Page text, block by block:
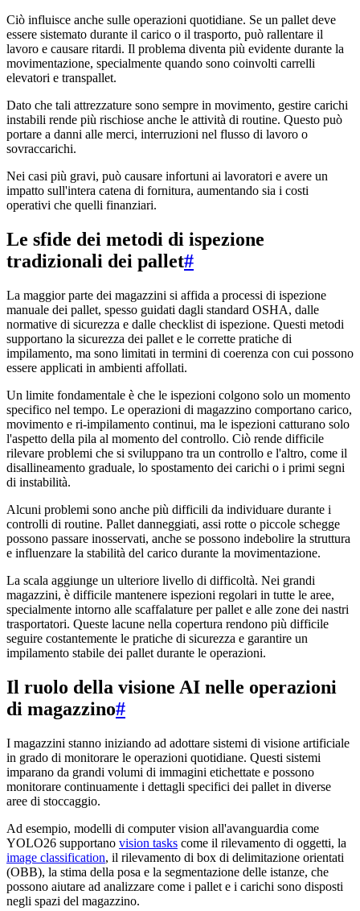
Ciò influisce anche sulle operazioni quotidiane. Se un pallet deve
essere sistemato durante il carico o il trasporto, può rallentare il
lavoro e causare ritardi. Il problema diventa più evidente durante la
movimentazione, specialmente quando sono coinvolti carrelli
elevatori e transpallet.
Dato che tali attrezzature sono sempre in movimento, gestire carichi
instabili rende più rischiose anche le attività di routine. Questo può
portare a danni alle merci, interruzioni nel flusso di lavoro o
sovraccarichi.
Nei casi più gravi, può causare infortuni ai lavoratori e avere un
impatto sull'intera catena di fornitura, aumentando sia i costi
operativi che quelli finanziari.
Le sfide dei metodi di ispezione
tradizionali dei pallet#
La maggior parte dei magazzini si affida a processi di ispezione
manuale dei pallet, spesso guidati dagli standard OSHA, dalle
normative di sicurezza e dalle checklist di ispezione. Questi metodi
supportano la sicurezza dei pallet e le corrette pratiche di
impilamento, ma sono limitati in termini di coerenza con cui possono
essere applicati in ambienti affollati.
Un limite fondamentale è che le ispezioni colgono solo un momento
specifico nel tempo. Le operazioni di magazzino comportano carico,
movimento e ri-impilamento continui, ma le ispezioni catturano solo
l'aspetto della pila al momento del controllo. Ciò rende difficile
rilevare problemi che si sviluppano tra un controllo e l'altro, come il
disallineamento graduale, lo spostamento dei carichi o i primi segni
di instabilità.
Alcuni problemi sono anche più difficili da individuare durante i
controlli di routine. Pallet danneggiati, assi rotte o piccole schegge
possono passare inosservati, anche se possono indebolire la struttura
e influenzare la stabilità del carico durante la movimentazione.
La scala aggiunge un ulteriore livello di difficoltà. Nei grandi
magazzini, è difficile mantenere ispezioni regolari in tutte le aree,
specialmente intorno alle scaffalature per pallet e alle zone dei nastri
trasportatori. Queste lacune nella copertura rendono più difficile
seguire costantemente le pratiche di sicurezza e garantire un
impilamento stabile dei pallet durante le operazioni.
Il ruolo della visione AI nelle operazioni
di magazzino#
I magazzini stanno iniziando ad adottare sistemi di visione artificiale
in grado di monitorare le operazioni quotidiane. Questi sistemi
imparano da grandi volumi di immagini etichettate e possono
monitorare continuamente i dettagli specifici dei pallet in diverse
aree di stoccaggio.
Ad esempio, modelli di computer vision all'avanguardia come
YOLO26 supportano vision tasks come il rilevamento di oggetti, la
image classification, il rilevamento di box di delimitazione orientati
(OBB), la stima della posa e la segmentazione delle istanze, che
possono aiutare ad analizzare come i pallet e i carichi sono disposti
negli spazi del magazzino.